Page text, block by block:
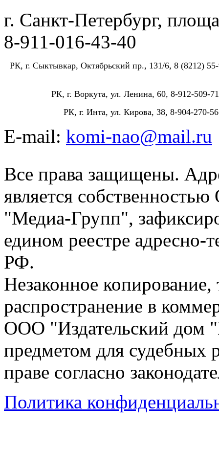
г. Санкт-Петербург,
8-911-016-43-40
РК, г. Сыктывкар, Октябрьский пр., 131/6, 8 (8212)
РК, г. Воркута, ул. Ленина, 60, 8-912-509-
РК, г. Инта, ул. Кирова, 38, 8-904-270-
E-mail: komi-nao@mail.ru
Все права защищены.
является
"Медиа-Групп",
едином реестре адресно-
РФ.
Незаконное
распространение в
ООО "Издательский дом
предметом для судебных
праве согласно
Политика